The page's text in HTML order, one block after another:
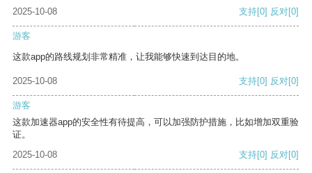
2025-10-08 支持[0] 反对[0]
游客
这款app的路线规划非常精准，让我能够快速到达目的地。
2025-10-08 支持[0] 反对[0]
游客
这款加速器app的安全性有待提高，可以加强防护措施，比如增加双重验
证。
2025-10-08
支持[0] 反对[0]